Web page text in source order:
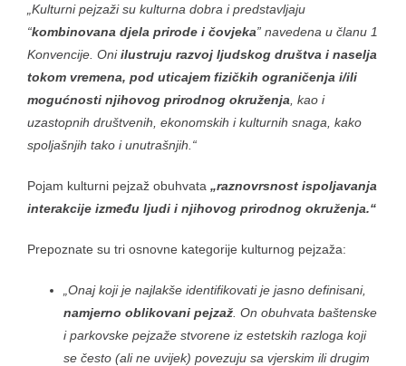
„Kulturni pejzaži su kulturna dobra i predstavljaju
“kombinovana djela prirode i čovjeka” navedena u članu 1
Konvencije. Oniilustruju razvoj ljudskog društva i naselja
tokom vremena, pod uticajem fizičkih ograničenja i/ili
mogućnosti njihovog prirodnog okruženja , kao i
uzastopnih društvenih, ekonomskih i kulturnih snaga, kako
spoljašnjih tako i unutrašnjih.“
Pojam kulturni pejzaž obuhvata „raznovrsnost ispoljavanja
interakcije između ljudi i njihovog prirodnog okruženja.“
Prepoznate su tri osnovne kategorije kulturnog pejzaža:
„Onaj koji je najlakše identifikovati je jasno definisani,
namjerno oblikovani pejzaž . On obuhvata baštenske
i parkovske pejzaže stvorene iz estetskih razloga koji
se često (ali ne uvijek) povezuju sa vjerskim ili drugim